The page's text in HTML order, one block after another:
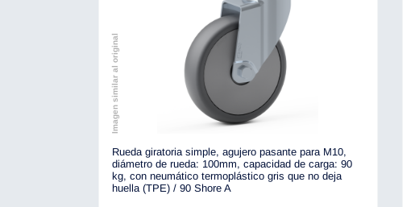
Imagen similar al original
Rueda giratoria simple, agujero pasante para M10,
diámetro de rueda: 100mm, capacidad de carga: 90
kg, con neumático termoplástico gris que no deja
huella (TPE) / 90 Shore A